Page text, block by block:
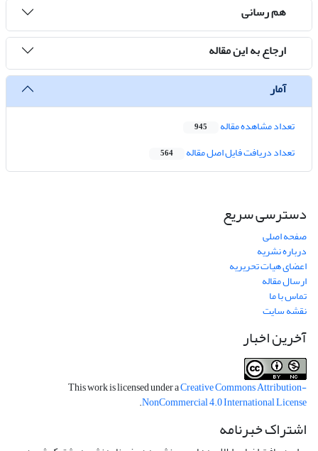
هم رسانی
ارجاع به این مقاله
آمار
تعداد مشاهده مقاله 945
تعداد دریافت فایل اصل مقاله 564
دسترسی سریع
صفحه اصلی
درباره نشریه
اعضای هیات تحریریه
ارسال مقاله
تماس با ما
نقشه سایت
آخرین اخبار
This work is licensed under aCreative Commons Attribution-
NonCommercial 4.0 International License
.
اشتراک خبرنامه